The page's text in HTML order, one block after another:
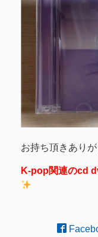
お持ち頂きあり
K-pop関連のcd